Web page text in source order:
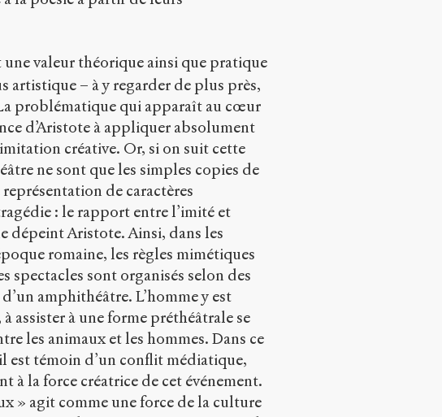
valeur théorique ainsi que pratique
artistique – à y regarder de plus près,
problématique qui apparaît au cœur
d’Aristote à appliquer absolument
créative. Or, si on suit cette
ne sont que les simples copies de
de caractères
: le rapport entre l’imité et
dépeint Aristote. Ainsi, dans les
romaine, les règles mimétiques
spectacles sont organisés selon des
amphithéâtre. L’homme y est
assister à une forme préthéâtrale se
les animaux et les hommes. Dans ce
est témoin d’un conflit médiatique,
à la force créatrice de cet événement.
» agit comme une force de la culture